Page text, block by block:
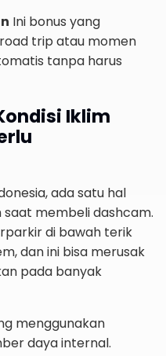
Ini bonus yang
trip atau momen
tanpa harus
Iklim
ada satu hal
saat membeli dashcam.
di bawah terik
dan ini bisa merusak
pada banyak
menggunakan
daya internal.